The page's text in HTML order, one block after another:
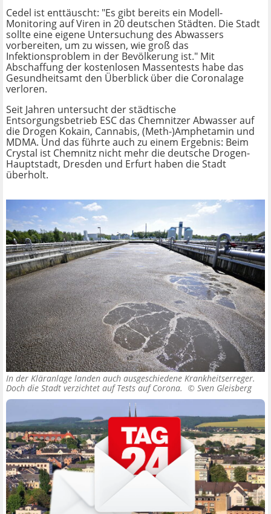
Cedel ist enttäuscht: "Es gibt bereits ein Modell-
Monitoring auf Viren in 20 deutschen Städten. Die Stadt
sollte eine eigene Untersuchung des Abwassers
vorbereiten, um zu wissen, wie groß das
Infektionsproblem in der Bevölkerung ist." Mit
Abschaffung der kostenlosen Massentests habe das
Gesundheitsamt den Überblick über die Coronalage
verloren.
Seit Jahren untersucht der städtische
Entsorgungsbetrieb ESC das Chemnitzer Abwasser auf
die Drogen Kokain, Cannabis, (Meth-)Amphetamin und
MDMA. Und das führte auch zu einem Ergebnis: Beim
Crystal ist Chemnitz nicht mehr die deutsche Drogen-
Hauptstadt, Dresden und Erfurt haben die Stadt
überholt.
In der Kläranlage landen auch ausgeschiedene Krankheitserreger.
Doch die Stadt verzichtet auf Tests auf Corona. © Sven Gleisberg